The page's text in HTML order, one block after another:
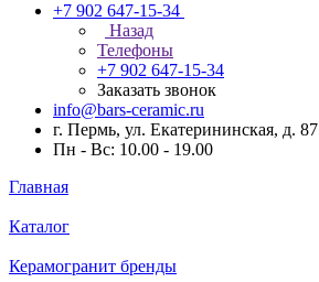
+7 902 647-15-34
Назад
Телефоны
+7 902 647-15-34
Заказать звонок
info@bars-ceramic.ru
г. Пермь, ул. Екатерининская, д. 87
Пн - Вс: 10.00 - 19.00
Главная
Каталог
Керамогранит бренды